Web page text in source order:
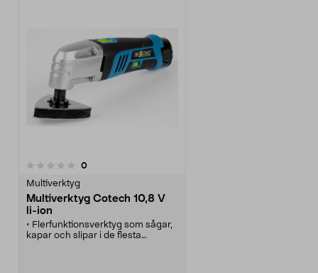
0recensioner
Multiverktyg
Multiverktyg Cotech 10,8 V
li-ion
• Flerfunktionsverktyg som sågar,
kapar och slipar i de flesta